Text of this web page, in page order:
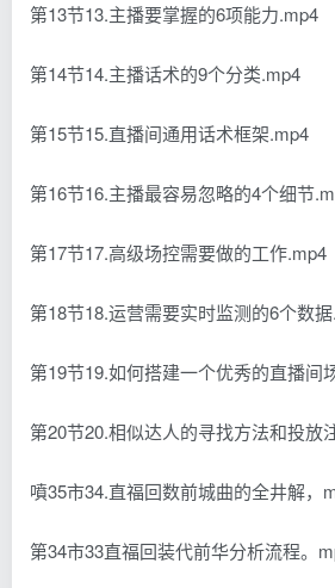
第13节13.主播要掌握的6项能力.mp4
第14节14.主播话术的9个分类.mp4
第15节15.直播间通用话术框架.mp4
第16节16.主播最容易忽略的4个细节
第17节17.高级场控需要做的工作.mp4
第18节18.运营需要实时监测的6个数
第19节19.如何搭建一个优秀的直播间
第20节20.相似达人的寻找方法和投放
噴35市34.直福回数前城曲的全井解，
第34市33直福回装代前华分析流程。